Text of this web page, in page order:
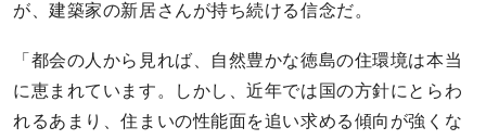
が、建築家の新居さんが持ち続ける信念だ。
「都会の人から見れば、自然豊かな徳島の住環境は本当
に恵まれています。しかし、近年では国の方針にとらわ
れるあまり、住まいの性能面を追い求める傾向が強くな